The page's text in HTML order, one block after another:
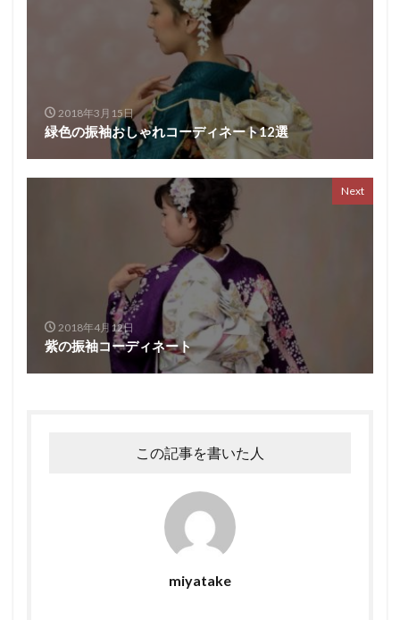
2018年3月15日
緑色の振袖おしゃれコーディネート12選
Next
2018年4月12日
紫の振袖コーディネート
この記事を書いた人
miyatake